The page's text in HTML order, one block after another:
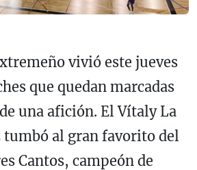
vivió este jueves
que quedan marcadas
una afición. El Vítaly La
tumbó al gran favorito del
Cantos, campeón de